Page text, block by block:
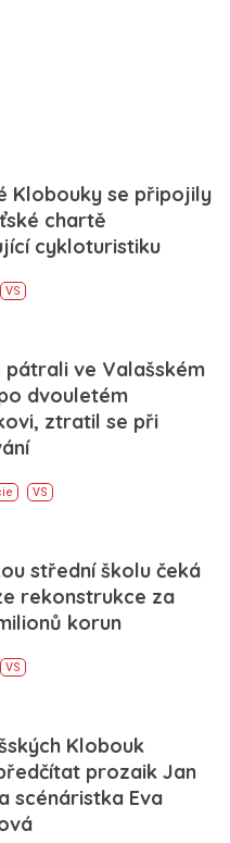
Klobouky se připojily
chartě
cykloturistiku
VS
pátrali ve Valašském
dvouletém
ztratil se při
VS
střední školu čeká
rekonstrukce za
korun
VS
Klobouk
prozaik Jan
scénáristka Eva